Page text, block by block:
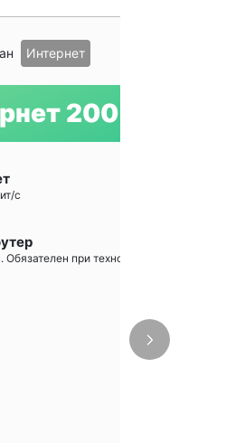
Интернет
200
с
Обязателен при технологии GPON